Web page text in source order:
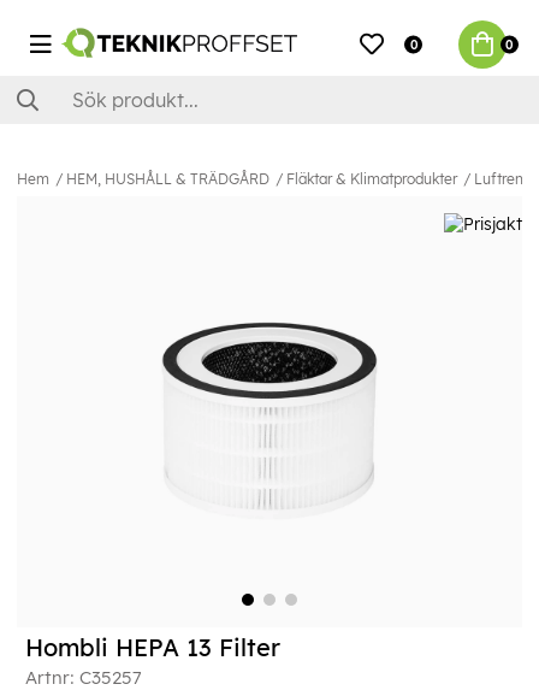
0 0
Hem HEM, HUSHÅLL & TRÄDGÅRD Fläktar & Klimatprodukter
Hombli HEPA 13 Filter
Artnr: C35257